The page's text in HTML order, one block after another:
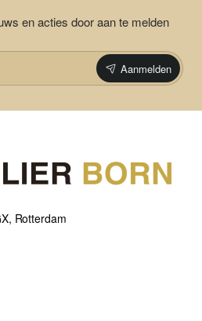
en acties door aan te melden
Aanmelden
Rotterdam